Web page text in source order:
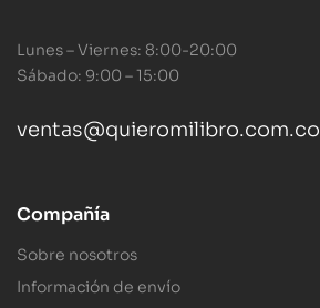
Lunes – Viernes: 8:00-20:00
Sábado: 9:00 – 15:00
ventas@quieromilibro.com.co
Compañía
Sobre nosotros
Información de envío